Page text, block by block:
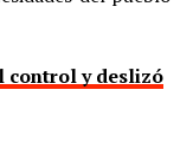
control y deslizó